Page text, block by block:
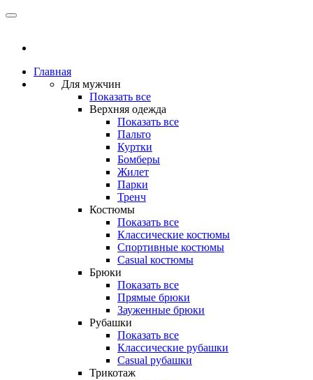
Главная
Для мужчин
Показать все
Верхняя одежда
Показать все
Пальто
Куртки
Бомберы
Жилет
Парки
Тренч
Костюмы
Показать все
Классические костюмы
Спортивные костюмы
Casual костюмы
Брюки
Показать все
Прямые брюки
Зауженные брюки
Рубашки
Показать все
Классические рубашки
Casual рубашки
Трикотаж